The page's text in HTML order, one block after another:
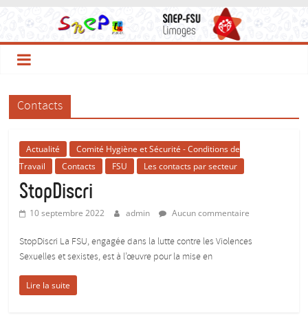
contenu
Le
Site
du
SNEP-
FSU
Limoges
Le
SNEP,
Contacts
Actualité
Comité Hygiène et Sécurité - Conditions de
Travail
Contacts FSU Les contacts par secteur
StopDiscri
10 septembre 2022 admin Aucun commentaire
StopDiscri La FSU, engagée dans la lutte contre les Violences
Sexuelles et sexistes, est à l’œuvre pour la mise en
Lire la suite